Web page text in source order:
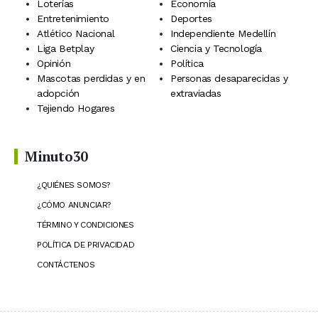
Loterías
Economía
Entretenimiento
Deportes
Atlético Nacional
Independiente Medellín
Liga Betplay
Ciencia y Tecnología
Opinión
Política
Mascotas perdidas y en
adopción
Personas desaparecidas y
extraviadas
Tejiendo Hogares
Minuto30
¿QUIÉNES SOMOS?
¿CÓMO ANUNCIAR?
TÉRMINO Y CONDICIONES
POLÍTICA DE PRIVACIDAD
CONTÁCTENOS